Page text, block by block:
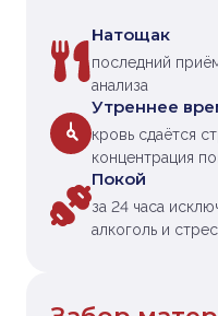
Натощак
последний
анализа
Утреннее
кровь сдаётся
концентрация
Покой
за 24 часа
алкоголь и